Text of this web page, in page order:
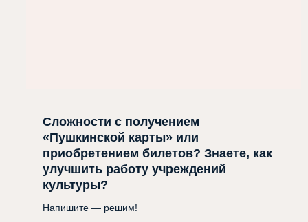
Сложности с получением
«Пушкинской карты» или
приобретением билетов? Знаете, как
улучшить работу учреждений
культуры?
Напишите — решим!